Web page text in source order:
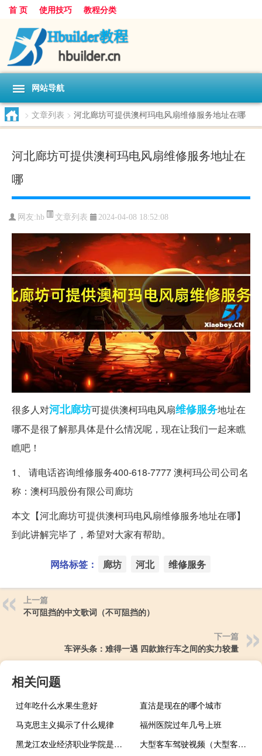
首 页 使用技巧 教程分类
网站导航
> 文章列表 > 河北廊坊可提供澳柯玛电风扇维修服务地址在哪
河北廊坊可提供澳柯玛电风扇维修服务地址在
哪
网友:hb 文章列表 2024-04-08 18:52:08
很多人对河北廊坊可提供澳柯玛电风扇维修服务地址在
哪不是很了解那具体是什么情况呢，现在让我们一起来瞧
瞧吧！
1、 请电话咨询维修服务400-618-7777 澳柯玛公司公司名
称：澳柯玛股份有限公司廊坊
本文【河北廊坊可提供澳柯玛电风扇维修服务地址在哪】
到此讲解完毕了，希望对大家有帮助。
网络标签： 廊坊 河北 维修服务
上一篇
不可阻挡的中文歌词（不可阻挡的）
下一篇
车评头条：难得一遇 四款旅行车之间的实力较量
相关问题
过年吃什么水果生意好
直沽是现在的哪个城市
马克思主义揭示了什么规律
福州医院过年几号上班
黑龙江农业经济职业学院是民办还是公办
大型客车驾驶视频（大型客车）